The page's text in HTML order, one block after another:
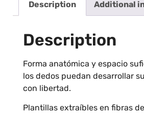
Description Additional
Description
Forma anatómica y espacio
los dedos puedan desarrollar
con libertad.
Plantillas extraíbles en fibras